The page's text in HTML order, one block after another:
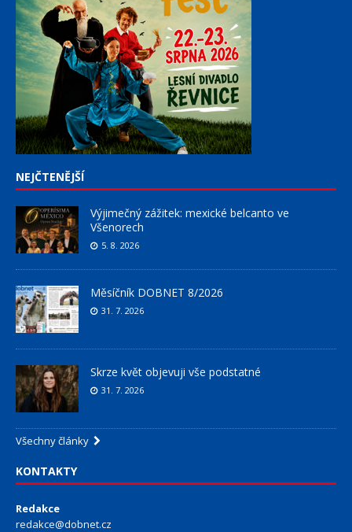
NEJČTENĚJŠÍ
Výjimečný zážitek: mexické belcanto ve
Všenorech
5. 8. 2026
Měsíčník DOBNET 8/2026
31. 7. 2026
Skrze květ objevuji vše podstatné
31. 7. 2026
Všechny články
KONTAKTY
Redakce
redakce@dobnet.cz